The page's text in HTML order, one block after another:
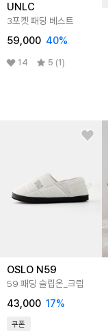
UNLC
3포켓 패딩 베스트
59,000 40%
14 5 (1)
OSLO N59
59 패딩 슬립온_크림
43,000 17%
쿠폰